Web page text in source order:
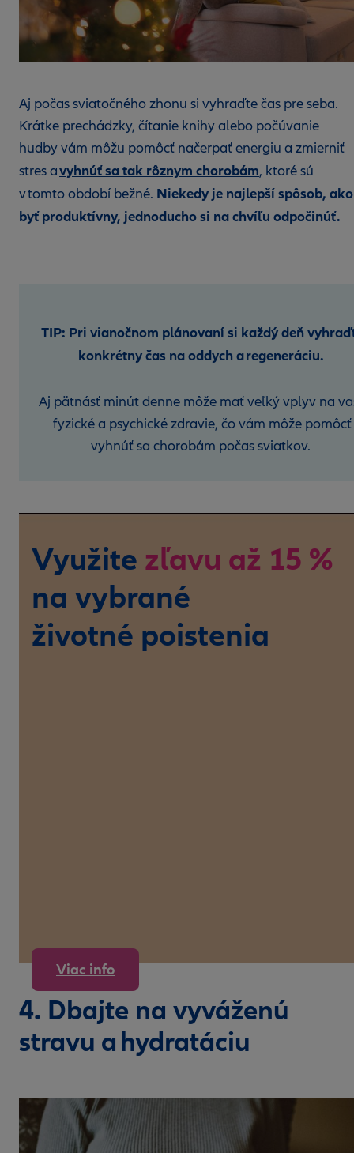
Aj počas sviatočného zhonu si vyhraďte čas pre seba.
Krátke prechádzky, čítanie knihy alebo počúvanie
hudby vám môžu pomôcť načerpať energiu a zmierniť
stres avyhnúť sa tak rôznym chorobám, ktoré sú
v tomto období bežné. Niekedy je najlepší spôsob, ako
byť produktívny, jednoducho si na chvíľu odpočinúť.
TIP: Pri vianočnom plánovaní si každý deň
konkrétny čas na oddych a regeneráciu.
Aj pätnásť minút denne môže mať veľký vplyv na
fyzické a psychické zdravie, čo vám môže pomôcť
vyhnúť sa chorobám počas sviatkov.
Využite zľavu až 15 %
na vybrané
životné poistenia
Viac info
4. Dbajte na vyváženú
stravu a hydratáciu